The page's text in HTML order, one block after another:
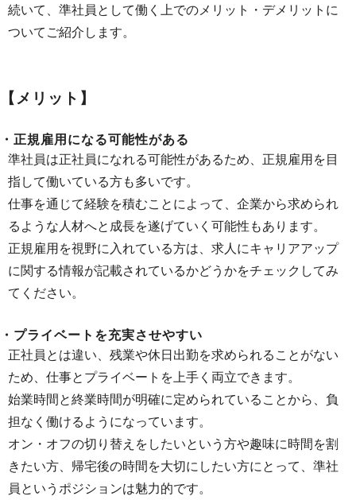
続いて、準社員として働く上でのメリット・デメリットに
ついてご紹介します。
【メリット】
・正規雇用になる可能性がある
準社員は正社員になれる可能性があるため、正規雇用を目
指して働いている方も多いです。
仕事を通じて経験を積むことによって、企業から求められ
るような人材へと成長を遂げていく可能性もあります。
正規雇用を視野に入れている方は、求人にキャリアアップ
に関する情報が記載されているかどうかをチェックしてみ
てください。
・プライベートを充実させやすい
正社員とは違い、残業や休日出勤を求められることがない
ため、仕事とプライベートを上手く両立できます。
始業時間と終業時間が明確に定められていることから、負
担なく働けるようになっています。
オン・オフの切り替えをしたいという方や趣味に時間を割
きたい方、帰宅後の時間を大切にしたい方にとって、準社
員というポジションは魅力的です。